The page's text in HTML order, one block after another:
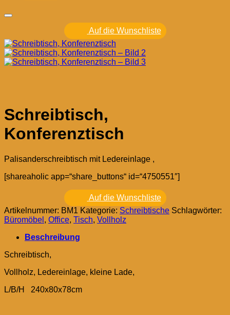
Auf die Wunschliste
Schreibtisch,
Konferenztisch
Palisanderschreibtisch mit Ledereinlage ,
[shareaholic app=“share_buttons“ id=“4750551″]
Auf die Wunschliste
Artikelnummer: BM1 Kategorie: Schreibtische Schlagwörter:
Büromöbel , Office, Tisch, Vollholz
Beschreibung
Schreibtisch,
Vollholz, Ledereinlage, kleine Lade,
L/B/H 240x80x78cm